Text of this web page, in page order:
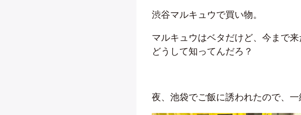
渋谷マルキュウで買い物。
マルキュウはベタだけど、今まで
どうして知ってんだろ？
夜、池袋でご飯に誘われたので、一